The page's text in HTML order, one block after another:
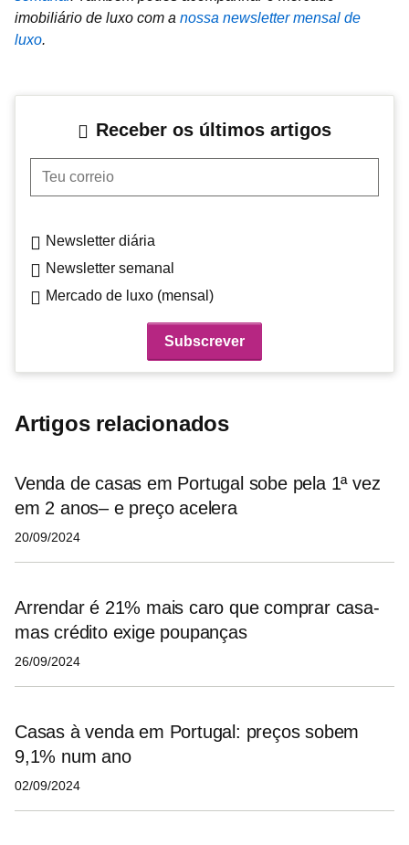
imobiliário de luxo com a nossa newsletter mensal de
luxo.
Receber os últimos artigos
Teu correio
Newsletter diária
Newsletter semanal
Mercado de luxo (mensal)
Artigos relacionados
Venda de casas em Portugal sobe pela 1ª vez
em 2 anos– e preço acelera
20/09/2024
Arrendar é 21% mais caro que comprar casa-
mas crédito exige poupanças
26/09/2024
Casas à venda em Portugal: preços sobem
9,1% num ano
02/09/2024